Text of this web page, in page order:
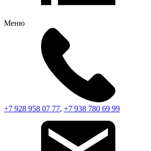
Меню
+7 928 958 07 77, +7 938 780 69 99